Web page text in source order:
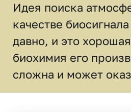
Идея поиска
качестве
давно, и это
биохимия его
сложна и может